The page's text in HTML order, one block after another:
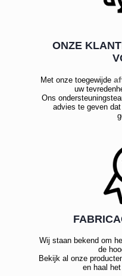
ONZE
Met onze toegewijde
uw
Ons
advies te geven
Wij staan bekend om
de
Bekijk al onze
en haal